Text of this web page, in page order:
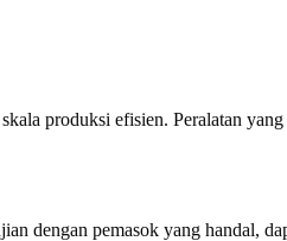
produksi efisien. Peralatan
dengan pemasok yang handal,